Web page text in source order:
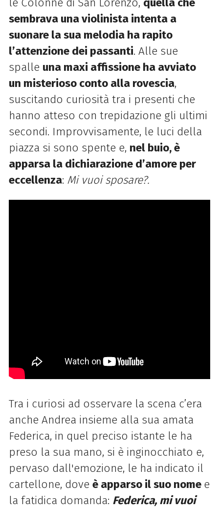
sembrava una violinista intenta a
suonare la sua melodia ha rapito
l’attenzione dei passanti. Alle sue
spalle una maxi affissione ha avviato
un misterioso conto alla rovescia,
suscitando curiosità tra i presenti che
hanno atteso con trepidazione gli ultimi
secondi. Improvvisamente, le luci della
piazza si sono spente e, nel buio, è
apparsa la dichiarazione d’amore per
eccellenza: Mi vuoi sposare?.
Tra i curiosi ad osservare la scena c’era
anche Andrea insieme alla sua amata
Federica, in quel preciso istante le ha
preso la sua mano, si è inginocchiato e,
pervaso dall'emozione, le ha indicato il
cartellone, dove è apparso il suo nome e
la fatidica domanda: Federica, mi vuoi